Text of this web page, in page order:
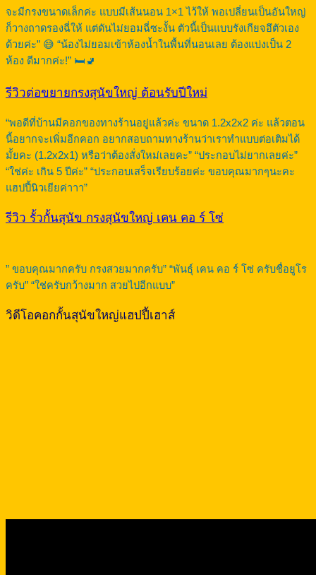
จะมีกรงขนาดเล็กค่ะ แบบมีเส้นนอน 1×1 ไว้ให้ พอเปลี่ยนเป็นอันใหญ่
ก็วางถาดรองฉี่ให้ แต่ดันไม่ยอมฉี่ซะงั้น ตัวนี้เป็นแบบรังเกียจอึตัวเอง
ด้วยค่ะ” 😅 “น้องไม่ยอมเข้าห้องน้ำในพื้นที่นอนเลย ต้องแบ่งเป็น 2
ห้อง ดีมากค่ะ!” 🛏️🚽
รีวิวต่อขยายกรงสุนัขใหญ่ ต้อนรับปีใหม่
“พอดีที่บ้านมีคอกของทางร้านอยู่แล้วค่ะ ขนาด 1.2x2x2 ค่ะ แล้วตอน
นี้อยากจะเพิ่มอีกคอก อยากสอบถามทางร้านว่าเราทำแบบต่อเติมได้
มั้ยคะ (1.2x2x1) หรือว่าต้องสั่งใหม่เลยคะ” “ประกอบไม่ยากเลยค่ะ”
“ใช่ค่ะ เกิน 5 ปีค่ะ” “ประกอบเสร็จเรียบร้อยค่ะ ขอบคุณมากๆนะคะ
แฮปปี้นิวเยียค่าาา”
รีวิว รั้วกั้นสุนัข กรงสุนัขใหญ่ เคน คอ ร์ โซ่
” ขอบคุณมากครับ กรงสวยมากครับ” “พันธุ์ เคน คอ ร์ โซ่ ครับชื่อยูโร
ครับ” “ใช่ครับกว้างมาก สวยไปอีกแบบ”
วิดีโอคอกกั้นสุนัขใหญ่แฮปปี้เฮาส์